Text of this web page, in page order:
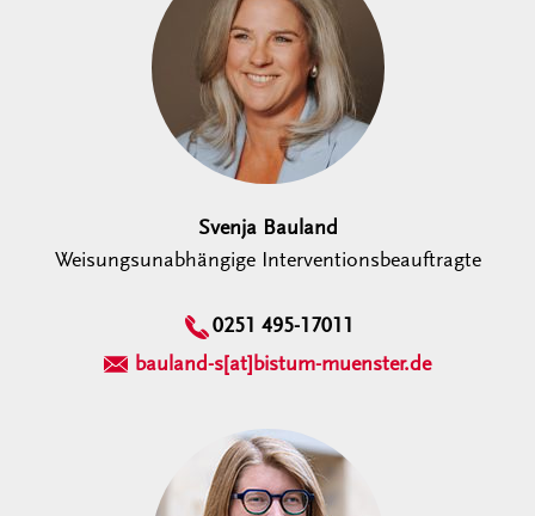
Svenja Bauland
Weisungsunabhängige Interventionsbeauftragte
0251 495-17011
bauland-s[at]bistum-muenster.de